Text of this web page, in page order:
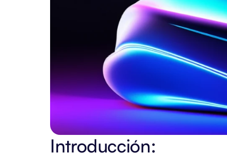
Introducción: